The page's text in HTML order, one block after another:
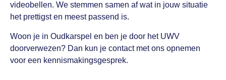
videobellen. We stemmen samen af wat in jouw situatie
het prettigst en meest passend is.
Woon je in Oudkarspel en ben je door het UWV
doorverwezen? Dan kun je contact met ons opnemen
voor een kennismakingsgesprek.